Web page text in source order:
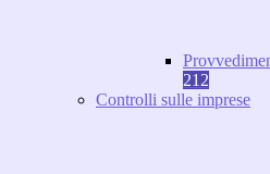
212
Controlli sulle imprese